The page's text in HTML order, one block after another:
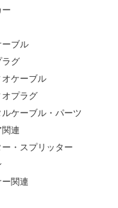
ー
ーブル
ラグ
オケーブル
オプラグ
ケーブル・パーツ
関連
ー・スプリッター
関連